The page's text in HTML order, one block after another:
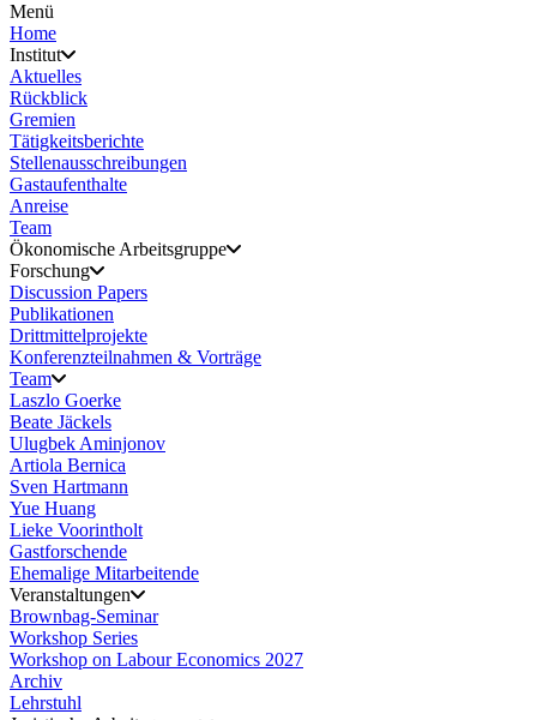
Menü
Home
Institut
Aktuelles
Rückblick
Gremien
Tätigkeitsberichte
Stellenausschreibungen
Gastaufenthalte
Anreise
Team
Ökonomische Arbeitsgruppe
Forschung
Discussion Papers
Publikationen
Drittmittelprojekte
Konferenzteilnahmen & Vorträge
Team
Laszlo Goerke
Beate Jäckels
Ulugbek Aminjonov
Artiola Bernica
Sven Hartmann
Yue Huang
Lieke Voorintholt
Gastforschende
Ehemalige Mitarbeitende
Veranstaltungen
Brownbag-Seminar
Workshop Series
Workshop on Labour Economics 2027
Archiv
Lehrstuhl